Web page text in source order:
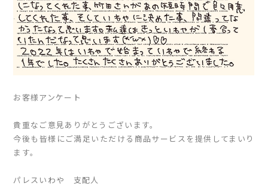
お客様アンケート
貴重なご意見ありがとうございます。
今後も皆様にご満足いただける商品サービスを提供してまいり
ます。
パレスいわや 支配人